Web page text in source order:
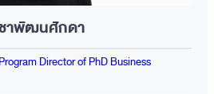
าพัฒนศักดา
Director of PhD Business